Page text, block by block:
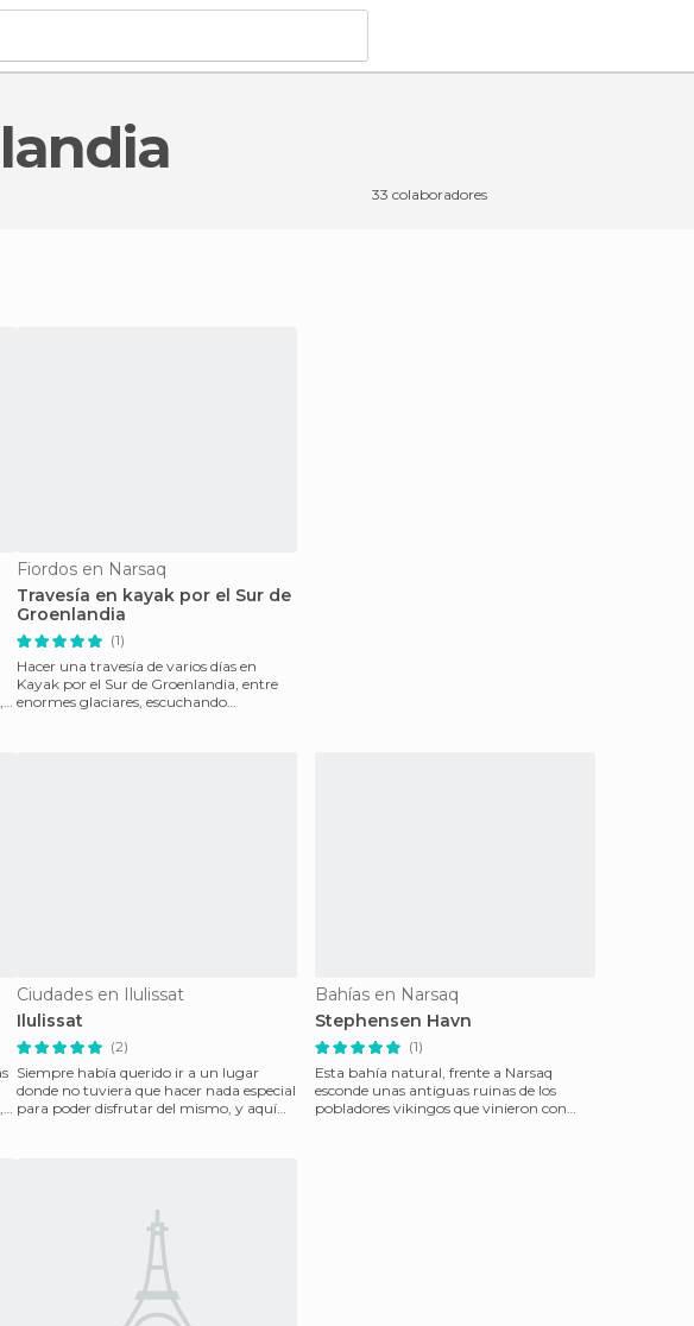
33 colaboradores
Fiordos en Narsaq
Travesía en kayak por el Sur de
Groenlandia
(1)
Hacer una travesía de varios días en
Kayak por el Sur de Groenlandia, entre
enormes glaciares, escuchando
Ciudades en Ilulissat
Ilulissat
(2)
Siempre había querido ir a un lugar
donde no tuviera que hacer nada especial
para poder disfrutar del mismo, y aquí
Bahías en Narsaq
Stephensen Havn
(1)
Esta bahía natural, frente a Narsaq
esconde unas antiguas ruinas de los
pobladores vikingos que vinieron con